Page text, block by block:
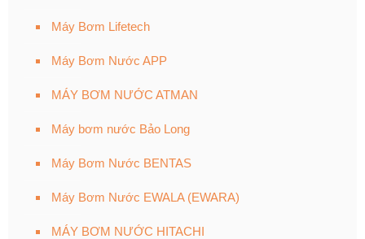
Máy Bơm Lifetech
Máy Bơm Nước APP
MÁY BƠM NƯỚC ATMAN
Máy bơm nước Bảo Long
Máy Bơm Nước BENTAS
Máy Bơm Nước EWALA (EWARA)
MÁY BƠM NƯỚC HITACHI